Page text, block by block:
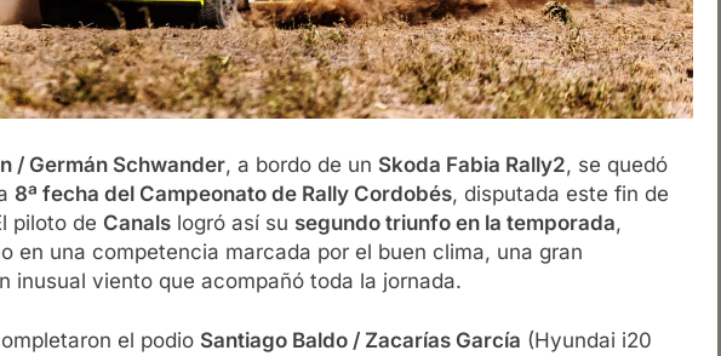
/ Germán Schwander, a bordo de un Skoda Fabia Rally2, se quedó
8ª fecha del Campeonato de Rally Cordobés, disputada este fin de
piloto de Canals logró así su segundo triunfo en la temporada,
en una competencia marcada por el buen clima, una gran
inusual viento que acompañó toda la jornada.
el podio Santiago Baldo / Zacarías García (Hyundai i20